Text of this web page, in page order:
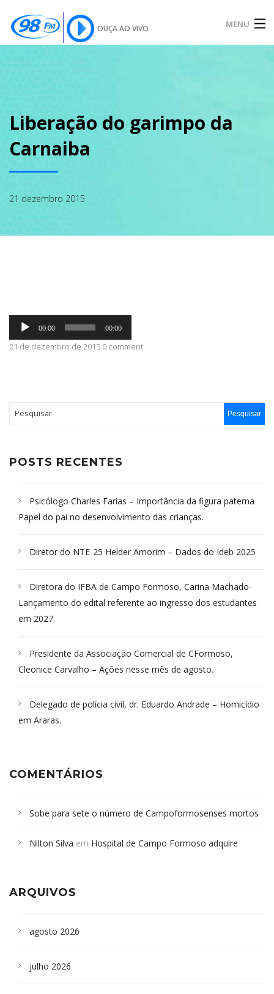
OUÇA AO VIVO MENU
SOBRE
CONTATO
Liberação do garimpo da
Carnaiba
21 dezembro 2015
Tocador
áudio
00:00 00:00
21 de dezembro de 2015 0 comment
POSTS RECENTES
Psicólogo Charles Farias – Importância da figura paterna
Papel do pai no desenvolvimento das crianças.
Diretor do NTE-25 Helder Amorim – Dados do Ideb 2025
Diretora do IFBA de Campo Formoso, Carina Machado-
Lançamento do edital referente ao ingresso dos estudantes
em 2027.
Presidente da Associação Comercial de CFormoso,
Cleonice Carvalho – Ações nesse mês de agosto.
Delegado de polícia civil, dr. Eduardo Andrade – Homicídio
em Araras.
COMENTÁRIOS
Sobe para sete o número de Campoformosenses mortos
Campoformosenses que morreram em desabamentos são
Nilton Silva em Hospital de Campo Formoso adquire
ARQUIVOS
agosto 2026
julho 2026